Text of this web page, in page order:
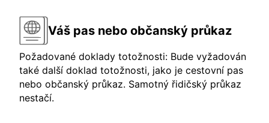
Váš pas nebo občanský průkaz
Požadované doklady totožnosti: Bude vyžadován
také další doklad totožnosti, jako je cestovní pas
nebo občanský průkaz. Samotný řidičský průkaz
nestačí.